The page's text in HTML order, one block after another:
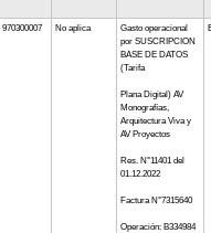
970300007 No aplica
Gasto operacional
por SUSCRIPCION
BASE DE DATOS
(Tarifa
Plana Digital) AV
Monografías,
Arquitectura Viva y
AV Proyectos
Res. N°11401 del
01.12.2022
Factura N°7315640
Operación: B334984